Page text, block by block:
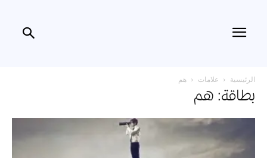
الرئيسية علامات هم
بطاقة: هم